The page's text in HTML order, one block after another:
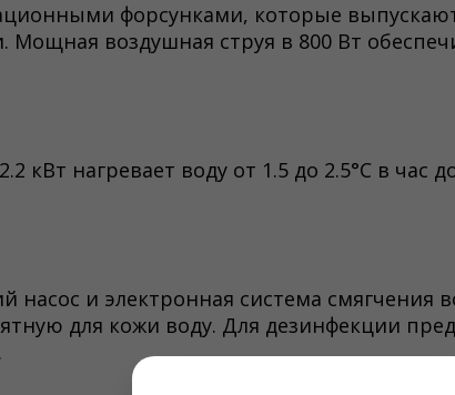
форсунками, которые
Мощная воздушная струя в 800 Вт
кВт нагревает воду от 1.5 до 2.5°С в час
и электронная система
для кожи воду. Для дезинфекции